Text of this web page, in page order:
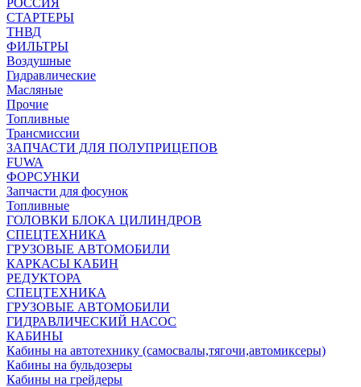
РОССИЯ
СТАРТЕРЫ
ТНВД
ФИЛЬТРЫ
Воздушные
Гидравлические
Масляные
Прочие
Топливные
Трансмиссии
ЗАПЧАСТИ ДЛЯ ПОЛУПРИЦЕПОВ
FUWA
ФОРСУНКИ
Запчасти для фосунок
Топливные
ГОЛОВКИ БЛОКА ЦИЛИНДРОВ
СПЕЦТЕХНИКА
ГРУЗОВЫЕ АВТОМОБИЛИ
КАРКАСЫ КАБИН
РЕДУКТОРА
СПЕЦТЕХНИКА
ГРУЗОВЫЕ АВТОМОБИЛИ
ГИДРАВЛИЧЕСКИЙ НАСОС
КАБИНЫ
Кабины на автотехнику (самосвалы,тягочи,автомиксеры)
Кабины на бульдозеры
Кабины на грейдеры